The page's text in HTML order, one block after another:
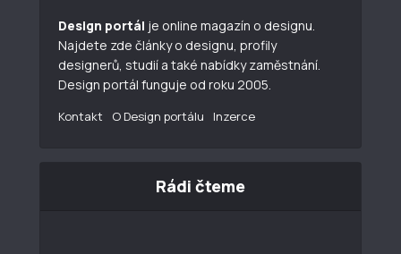
Design portál je online magazín o designu.
Najdete zde články o designu, profily
designerů, studií a také nabídky zaměstnání.
Design portál funguje od roku 2005.
Kontakt O Design portálu Inzerce
Rádi čteme